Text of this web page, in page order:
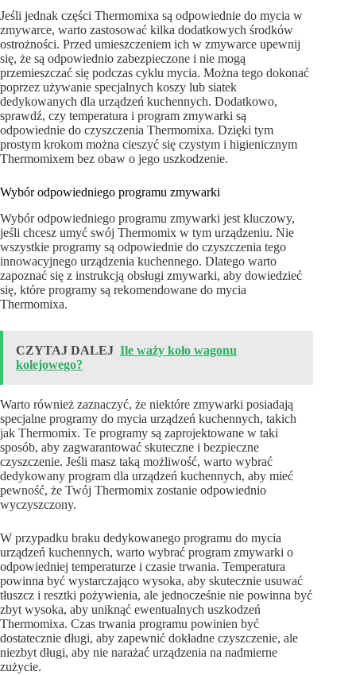
Jeśli jednak części Thermomixa są odpowiednie do mycia w
zmywarce, warto zastosować kilka dodatkowych środków
ostrożności. Przed umieszczeniem ich w zmywarce upewnij
się, że są odpowiednio zabezpieczone i nie mogą
przemieszczać się podczas cyklu mycia. Można tego dokonać
poprzez używanie specjalnych koszy lub siatek
dedykowanych dla urządzeń kuchennych. Dodatkowo,
sprawdź, czy temperatura i program zmywarki są
odpowiednie do czyszczenia Thermomixa. Dzięki tym
prostym krokom można cieszyć się czystym i higienicznym
Thermomixem bez obaw o jego uszkodzenie.
Wybór odpowiedniego programu zmywarki
Wybór odpowiedniego programu zmywarki jest kluczowy,
jeśli chcesz umyć swój Thermomix w tym urządzeniu. Nie
wszystkie programy są odpowiednie do czyszczenia tego
innowacyjnego urządzenia kuchennego. Dlatego warto
zapoznać się z instrukcją obsługi zmywarki, aby dowiedzieć
się, które programy są rekomendowane do mycia
Thermomixa.
CZYTAJ DALEJ Ile waży koło wagonu
kolejowego?
Warto również zaznaczyć, że niektóre zmywarki posiadają
specjalne programy do mycia urządzeń kuchennych, takich
jak Thermomix. Te programy są zaprojektowane w taki
sposób, aby zagwarantować skuteczne i bezpieczne
czyszczenie. Jeśli masz taką możliwość, warto wybrać
dedykowany program dla urządzeń kuchennych, aby mieć
pewność, że Twój Thermomix zostanie odpowiednio
wyczyszczony.
W przypadku braku dedykowanego programu do mycia
urządzeń kuchennych, warto wybrać program zmywarki o
odpowiedniej temperaturze i czasie trwania. Temperatura
powinna być wystarczająco wysoka, aby skutecznie usuwać
tłuszcz i resztki pożywienia, ale jednocześnie nie powinna być
zbyt wysoka, aby uniknąć ewentualnych uszkodzeń
Thermomixa. Czas trwania programu powinien być
dostatecznie długi, aby zapewnić dokładne czyszczenie, ale
niezbyt długi, aby nie narażać urządzenia na nadmierne
zużycie.